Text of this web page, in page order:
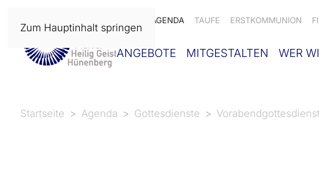
Zum Hauptinhalt springen
AGENDA TAUFE ERSTKOMMUNION
ANGEBOTE MITGESTALTEN WER
Startseite Agenda Gottesdienste